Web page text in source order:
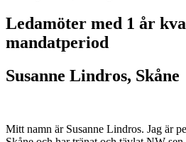
Ledamöter med 1 år
mandatperiod
Susanne Lindros, Skåne
Mitt namn är Susanne Lindros. Jag är